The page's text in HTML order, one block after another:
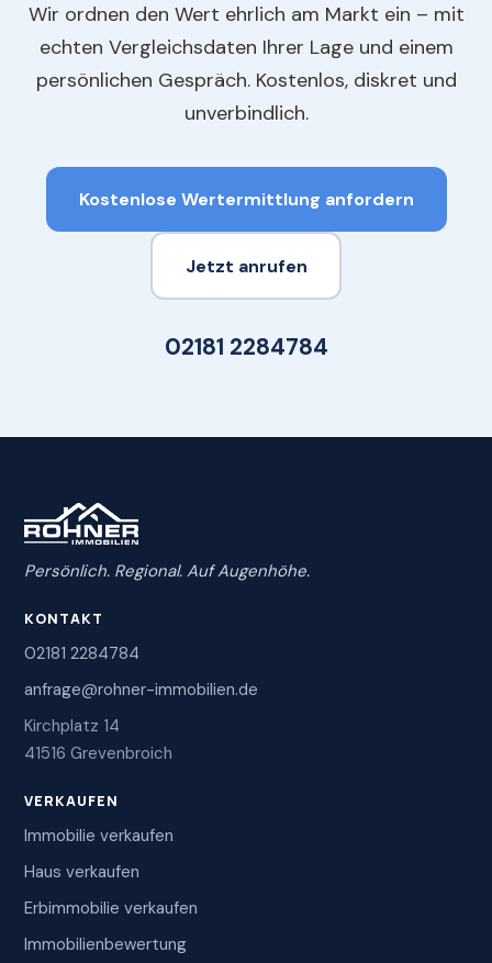
Wir ordnen den Wert ehrlich am Markt ein – mit
echten Vergleichsdaten Ihrer Lage und einem
persönlichen Gespräch. Kostenlos, diskret und
unverbindlich.
Kostenlose Wertermittlung anfordern
Jetzt anrufen
02181 2284784
Persönlich. Regional. Auf Augenhöhe.
KONTAKT
02181 2284784
anfrage@rohner-immobilien.de
Kirchplatz 14
41516 Grevenbroich
VERKAUFEN
Immobilie verkaufen
Haus verkaufen
Erbimmobilie verkaufen
Immobilienbewertung